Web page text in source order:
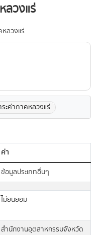
ลวงแร่
ลวงแร่
ะค่าภาคหลวงแร่
ค่า
ข้อมูลประเภทอื่นๆ
ไม่ยินยอม
สำนักงานอุตสาหกรรมจังหวัด